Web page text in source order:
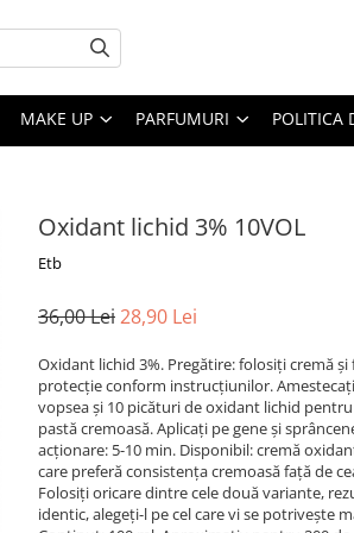
MAKE UP PARFUMURI POLITICA
Oxidant lichid 3% 10VOL
Etb
36,00 Lei28,90 Lei
Oxidant lichid 3%. Pregătire: folosiți cremă și
protecție conform instrucțiunilor.
vopsea și 10 picături de oxidant lichid pentru
pastă cremoasă. Aplicați pe gene și
acționare: 5-10 min. Disponibil: cremă
care preferă consistența cremoasă față de
Folosiți oricare dintre cele două variante,
identic, alegeți-l pe cel care vi se potrivește